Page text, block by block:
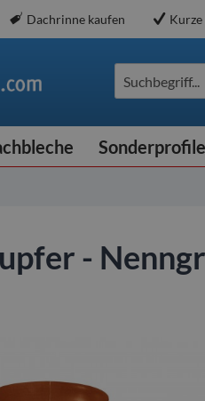
Dachrinne kaufen
Suchbegriff...
Sonderprofile
-